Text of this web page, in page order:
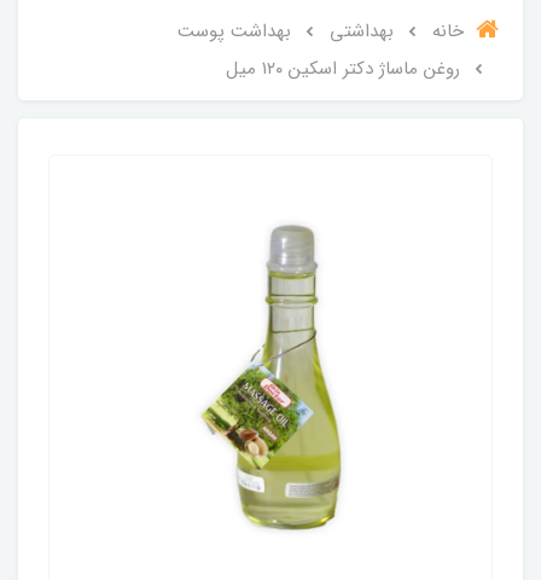
خانه بهداشتی
بهداشت پوست
روغن ماساژ دکتر اسکین ۱۲۰ میل